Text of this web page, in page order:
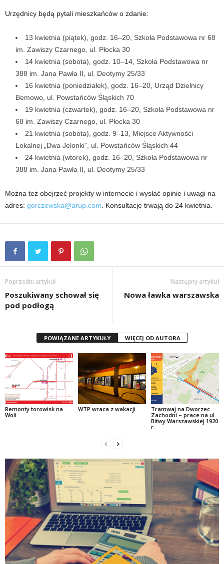
Urzędnicy będą pytali mieszkańców o zdanie:
13 kwietnia (piątek), godz. 16–20, Szkoła Podstawowa nr 68
im. Zawiszy Czarnego, ul. Płocka 30
14 kwietnia (sobota), godz. 10–14, Szkoła Podstawowa nr
388 im. Jana Pawła II, ul. Deotymy 25/33
16 kwietnia (poniedziałek), godz. 16–20, Urząd Dzielnicy
Bemowo, ul. Powstańców Śląskich 70
19 kwietnia (czwartek), godz. 16–20, Szkoła Podstawowa nr
68 im. Zawiszy Czarnego, ul. Płocka 30
21 kwietnia (sobota), godz. 9–13, Miejsce Aktywności
Lokalnej „Dwa Jelonki”, ul. Powstańców Śląskich 44
24 kwietnia (wtorek), godz. 16–20, Szkoła Podstawowa nr
388 im. Jana Pawła II, ul. Deotymy 25/33
Można też obejrzeć projekty w internecie i wysłać opinie i uwagi na
adres: gorczewska@arup.com . Konsultacje trwają do 24 kwietnia.
Poprzedni artykuł
Poszukiwany schował się
pod podłogą
Następny artykuł
Nowa ławka warszawska
POWIĄZANE ARTYKUŁY WIĘCEJ OD AUTORA
Remonty torowisk na
Woli
WTP wraca z wakacji
Tramwaj na Dworzec
Zachodni – prace na ul.
Bitwy Warszawskiej 1920
r.